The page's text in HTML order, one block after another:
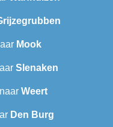
Mook
Slenaken
naar Weert
Den Burg